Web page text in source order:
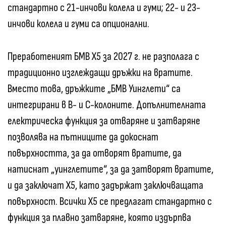
стандартно с 21-инчови колела и гуми; 22- и 23-
инчови колела и гуми са опционални.
Преработеният БМВ X5 за 2027 г. не разполага с
традиционно изглеждащи дръжки на вратите.
Вместо това, дръжките „БМВ Уинглети“ са
интегрирани в B- и C-колоните. Допълнителната
електрическа функция за отваряне и затваряне
позволява на пътниците да докоснат
повърхността, за да отворят вратите, да
натиснат „уинглетите“, за да затворят вратите,
и да заключат X5, като задържат заключващата
повърхност. Всички X5 се предлагат стандартно с
функция за плавно затваряне, която издърпва